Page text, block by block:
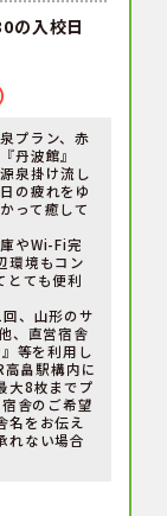
入校日
プラン、赤
丹波館』
泉掛け流し
の疲れをゆ
って癒して
やWi-Fi完
環境もコン
とても便利
、山形のサ
、直営宿舎
等を利用し
畠駅構内に
大8枚までプ
舎のご希望
名をお伝え
れない場合